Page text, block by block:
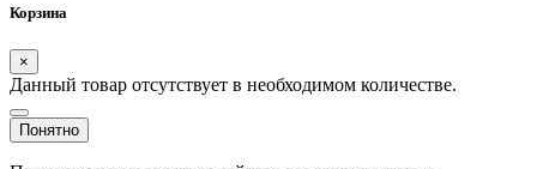
Корзина
×
Данный товар отсутствует в необходимом количестве.
Понятно